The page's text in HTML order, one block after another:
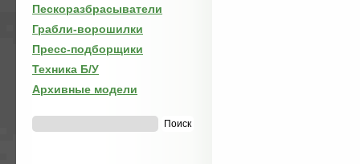
Пескоразбрасыватели
Грабли-ворошилки
Пресс-подборщики
Техника Б/У
Архивные модели